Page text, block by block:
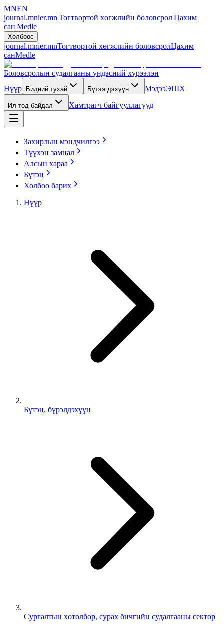
MNEN
journal.mnier.mn|Тогтвортой хөгжлийн боловсрол|Цахим
сан|Medle
Холбоос
journal.mnier.mnТогтвортой хөгжлийн боловсролЦахим
санMedle
Боловсролын судалгааны үндэсний хүрээлэн
Нүүр
Бидний тухай Бүтээгдэхүүн МэдээЭШХ
Ил тод байдал Хамтрагч байгууллагууд
Захирлын мэндчилгээ
Түүхэн замнал
Алсын хараа
Бүтэц
Холбоо барих
Нүүр
Бүтэц, бүрэлдэхүүн
Сургалтын хөтөлбөр, сурах бичгийн судалгааны сектор